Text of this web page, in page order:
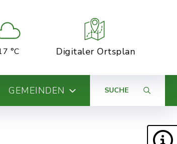
°C Digitaler Ortsplan
GEMEINDEN SUCHE